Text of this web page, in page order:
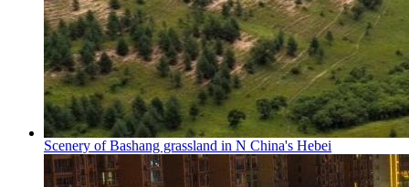
Scenery of Bashang grassland in N China's Hebei